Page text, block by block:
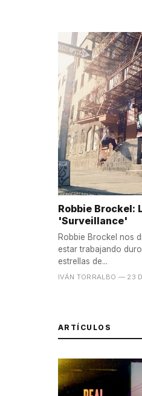
Robbie Brockel:
'Surveillance'
Robbie Brockel nos
estar trabajando
estrellas de...
IVÁN TORRALBO — 23
ARTÍCULOS